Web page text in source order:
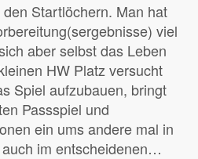
Startlöchern. Man hat
viel
aber selbst das Leben
HW Platz versucht
Spiel aufzubauen, bringt
Passspiel und
ein ums andere mal in
im entscheidenen…